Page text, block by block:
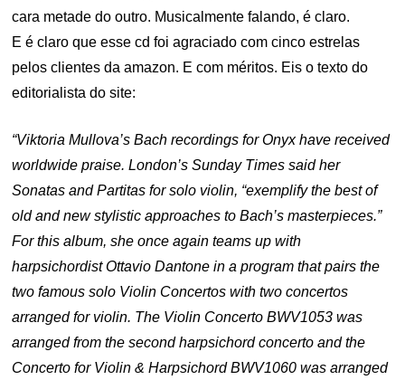
cara metade do outro. Musicalmente falando, é claro.
E é claro que esse cd foi agraciado com cinco estrelas
pelos clientes da amazon. E com méritos. Eis o texto do
editorialista do site:
“Viktoria Mullova’s Bach recordings for Onyx have received
worldwide praise. London’s Sunday Times said her
Sonatas and Partitas for solo violin, “exemplify the best of
old and new stylistic approaches to Bach’s masterpieces.”
For this album, she once again teams up with
harpsichordist Ottavio Dantone in a program that pairs the
two famous solo Violin Concertos with two concertos
arranged for violin. The Violin Concerto BWV1053 was
arranged from the second harpsichord concerto and the
Concerto for Violin & Harpsichord BWV1060 was arranged